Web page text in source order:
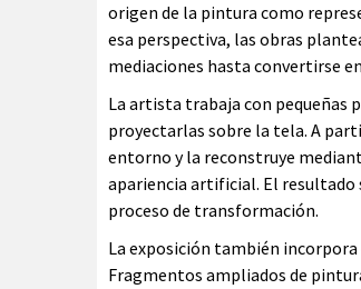
origen de la pintura como
esa perspectiva, las obras
mediaciones hasta convertirse
La artista trabaja con pequeñas
proyectarlas sobre la tela. A
entorno y la reconstruye
apariencia artificial. El resultado
proceso de transformación.
La exposición también
Fragmentos ampliados de